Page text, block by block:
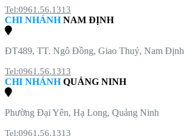
Tel:0961.56.1313
CHI NHÁNHNAM ĐỊNH
ĐT489, TT. Ngô Đồng, Giao Thuỷ, Nam Định
Tel:0961.56.1313
CHI NHÁNHQUẢNG NINH
Phường Đại Yên, Hạ Long, Quảng Ninh
Tel:0961.56.1313